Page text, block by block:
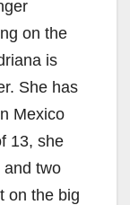
on the
is
She has
Mexico
13, she
and two
on the big